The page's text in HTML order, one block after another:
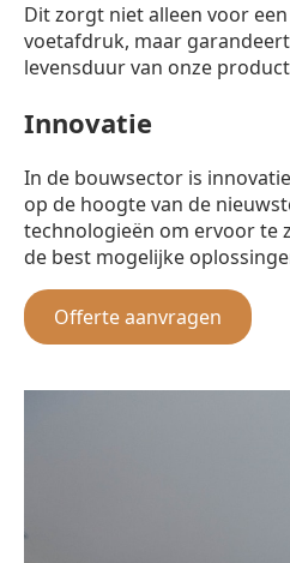
Dit zorgt niet alleen voor
voetafdruk, maar
levensduur van onze
Innovatie
In de bouwsector is
op de hoogte van de
technologieën om ervoor te
de best mogelijke
Offerte aanvragen